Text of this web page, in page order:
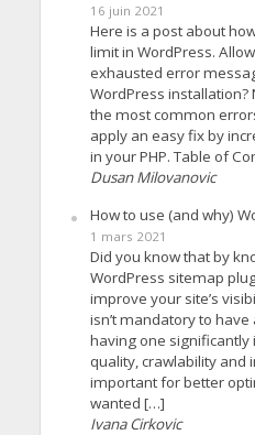
16 juin 2021
Here is a post about
limit in WordPress.
exhausted error
WordPress installation?
the most common
apply an easy fix by
in your PHP. Table of
Dusan Milovanovic
How to use (and why)
1 mars 2021
Did you know that by
WordPress sitemap
improve your site’s
isn’t mandatory to
having one significantly
quality, crawlability and
important for better
wanted […]
Ivana Cirkovic